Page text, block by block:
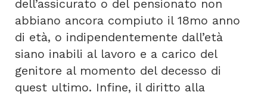
dell’assicurato o del pensionato non
abbiano ancora compiuto il 18mo anno
di età, o indipendentemente dall’età
siano inabili al lavoro e a carico del
genitore al momento del decesso di
quest ultimo. Infine, il diritto alla